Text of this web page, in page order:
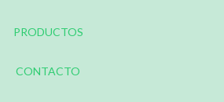
PRODUCTOS
CONTACTO